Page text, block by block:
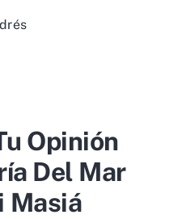
Opinión
Del Mar
Masiá